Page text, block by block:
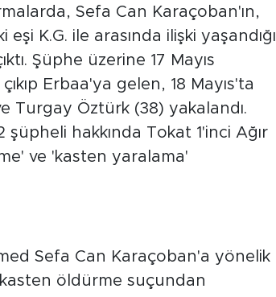
Sefa Can Karaçoban'ın,
K.G. ile arasında ilişki yaşandığı
Şüphe üzerine 17 Mayıs
Erbaa'ya gelen, 18 Mayıs'ta
Turgay Öztürk (38) yakalandı.
şüpheli hakkında Tokat 1'inci Ağır
ve 'kasten yaralama'
Sefa Can Karaçoban'a yönelik
öldürme suçundan